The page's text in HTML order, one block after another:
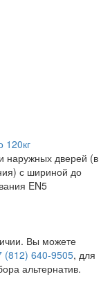
120кг
наружных дверей (в
с шириной до
EN5
Вы можете
(812) 640-9505, для
альтернатив.